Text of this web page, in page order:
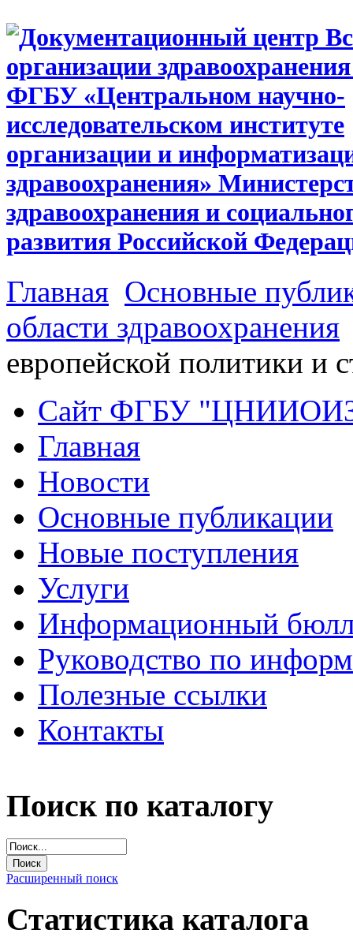
Главная Основные
области здравоохранения
европейской политики и
Сайт ФГБУ
Главная
Новости
Основные публикации
Новые поступления
Услуги
Информационный
Руководство по
Полезные ссылки
Контакты
Поиск по каталогу
Расширенный поиск
Статистика каталога